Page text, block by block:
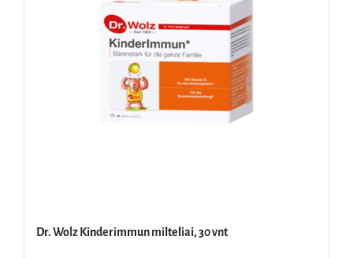
Dr. Wolz Kinderimmun milteliai, 30 vnt